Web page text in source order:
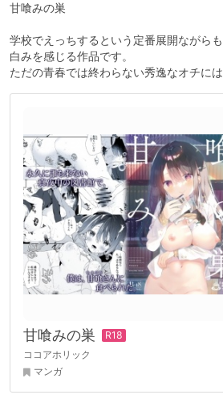
甘喰みの巣
学校でえっちするという定番展開ながら
白みを感じる作品です。
ただの青春では終わらない秀逸なオチには
甘喰みの巣
ココアホリック
マンガ